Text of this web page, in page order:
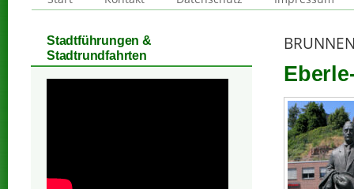
Stadtführungen &
Stadtrundfahrten